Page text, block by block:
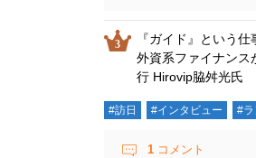
『ガイド』という
外資系ファイナンス
行 Hirovip脇舛光氏
#訪日 #インタビュー #ラ
1 コメント